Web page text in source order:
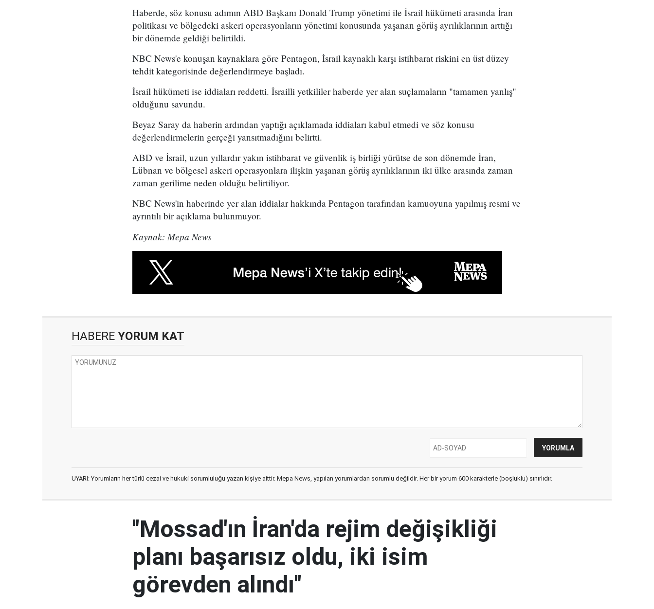
Haberde, söz konusu adımın ABD Başkanı Donald Trump yönetimi ile İsrail hükümeti arasında İran
politikası ve bölgedeki askeri operasyonların yönetimi konusunda yaşanan görüş ayrılıklarının arttığı
bir dönemde geldiği belirtildi.
NBC News'e konuşan kaynaklara göre Pentagon, İsrail kaynaklı karşı istihbarat riskini en üst düzey
tehdit kategorisinde değerlendirmeye başladı.
İsrail hükümeti ise iddiaları reddetti. İsrailli yetkililer haberde yer alan suçlamaların "tamamen yanlış"
olduğunu savundu.
Beyaz Saray da haberin ardından yaptığı açıklamada iddiaları kabul etmedi ve söz konusu
değerlendirmelerin gerçeği yansıtmadığını belirtti.
ABD ve İsrail, uzun yıllardır yakın istihbarat ve güvenlik iş birliği yürütse de son dönemde İran,
Lübnan ve bölgesel askeri operasyonlara ilişkin yaşanan görüş ayrılıklarının iki ülke arasında zaman
zaman gerilime neden olduğu belirtiliyor.
NBC News'in haberinde yer alan iddialar hakkında Pentagon tarafından kamuoyuna yapılmış resmi ve
ayrıntılı bir açıklama bulunmuyor.
Kaynak: Mepa News
HABERE YORUM KAT
UYARI: Yorumların her türlü cezai ve hukuki sorumluluğu yazan kişiye aittir. Mepa News, yapılan yorumlardan sorumlu değildir. Her bir yorum 600 karakterle (boşluklu) sınırlıdır.
"Mossad'ın İran'da rejim değişikliği
planı başarısız oldu, iki isim
görevden alındı"